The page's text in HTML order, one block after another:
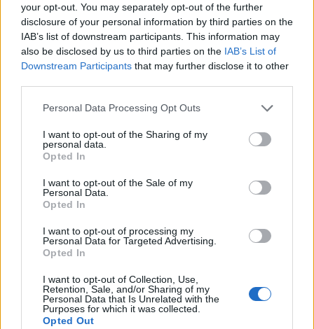
your opt-out. You may separately opt-out of the further
disclosure of your personal information by third parties on the
IAB’s list of downstream participants. This information may
also be disclosed by us to third parties on the IAB’s List of
Downstream Participants that may further disclose it to other
Please note that this website/app uses one or more Google
not limited to your visit or usage behaviour. You may click to
grant or deny consent to Google and its third-party tags to
use your data for below specified purposes in below Google
consent section.
Personal Data Processing Opt Outs
I want to opt-out of the Sharing of my
personal data.
Opted In
I want to opt-out of the Sale of my
Personal Data.
Opted In
I want to opt-out of processing my
Personal Data for Targeted Advertising.
Opted In
I want to opt-out of Collection, Use,
Retention, Sale, and/or Sharing of my
Personal Data that Is Unrelated with the
Purposes for which it was collected.
Opted Out
Jégkorong komment blog Ocskay: Ha Ryan menni akar, elmehet
2012.07.06 11:24:00
Ocskay: Ha Ryan menni akar, elmehet 2012.07.06 10:54 F.Kapus..
vladiv 2012.07.06 13:34:04
mikor lehet tobbet tudni?
@EisHockey: akarmennyire is veled ertek egyet az adott
szo eseteben, de azert egy ilyen event-en el tudok
kepzelni nepszeru PR valaszokat... sajnos...